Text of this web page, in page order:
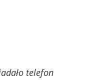
telefon